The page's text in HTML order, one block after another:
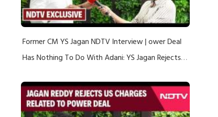
Former CM YS Jagan NDTV Interview | ower Deal
Has Nothing To Do With Adani: YS Jagan Rejects